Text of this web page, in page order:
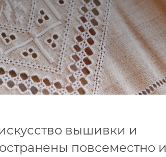
вышивки и
повсеместно и